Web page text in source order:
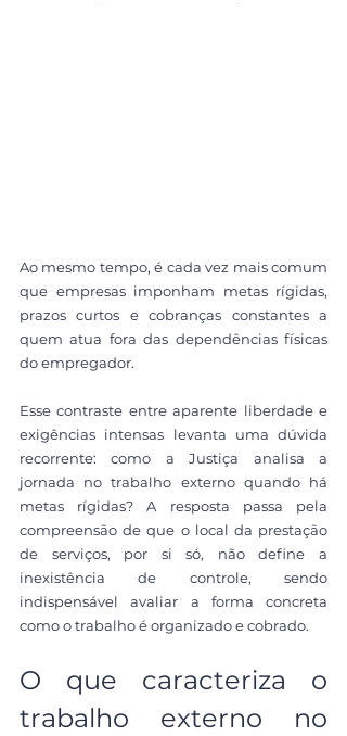
Ao mesmo tempo, é cada vez mais comum
que empresas imponham metas rígidas,
prazos curtos e cobranças constantes a
quem atua fora das dependências físicas
do empregador.
Esse contraste entre aparente liberdade e
exigências intensas levanta uma dúvida
recorrente: como a Justiça analisa a
jornada no trabalho externo quando há
metas rígidas? A resposta passa pela
compreensão de que o local da prestação
de serviços, por si só, não define a
inexistência de controle, sendo
indispensável avaliar a forma concreta
como o trabalho é organizado e cobrado.
O que caracteriza o
trabalho externo no